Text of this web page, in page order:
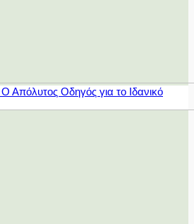
Απόλυτος Οδηγός για το Ιδανικό